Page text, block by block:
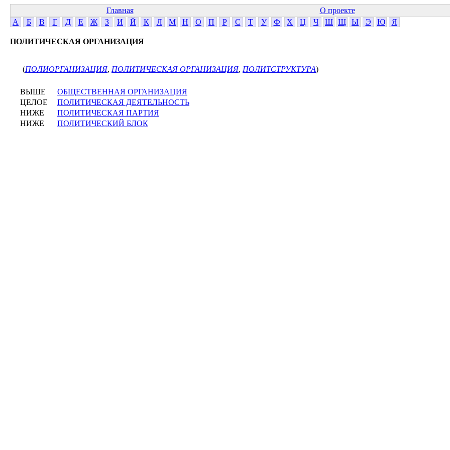
Главная О проекте
А
Б В Г Д Е Ж З И Й К Л М Н О П Р С Т У Ф Х Ц Ч Ш Щ Ы Э Ю Я
ПОЛИТИЧЕСКАЯ ОРГАНИЗАЦИЯ
(ПОЛИОРГАНИЗАЦИЯ, ПОЛИТИЧЕСКАЯ ОРГАНИЗАЦИЯ, ПОЛИТСТРУКТУРА)
ВЫШЕ
ОБЩЕСТВЕННАЯ ОРГАНИЗАЦИЯ
ЦЕЛОЕ
ПОЛИТИЧЕСКАЯ ДЕЯТЕЛЬНОСТЬ
НИЖЕ
ПОЛИТИЧЕСКАЯ ПАРТИЯ
НИЖЕ
ПОЛИТИЧЕСКИЙ БЛОК